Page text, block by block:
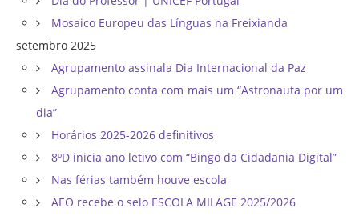
Mosaico Europeu das Línguas na Freixianda
setembro 2025
Agrupamento assinala Dia Internacional da Paz
Agrupamento conta com mais um “Astronauta por um
dia”
Horários 2025-2026 definitivos
8ºD inicia ano letivo com “Bingo da Cidadania Digital”
Nas férias também houve escola
AEO recebe o selo ESCOLA MILAGE 2025/2026